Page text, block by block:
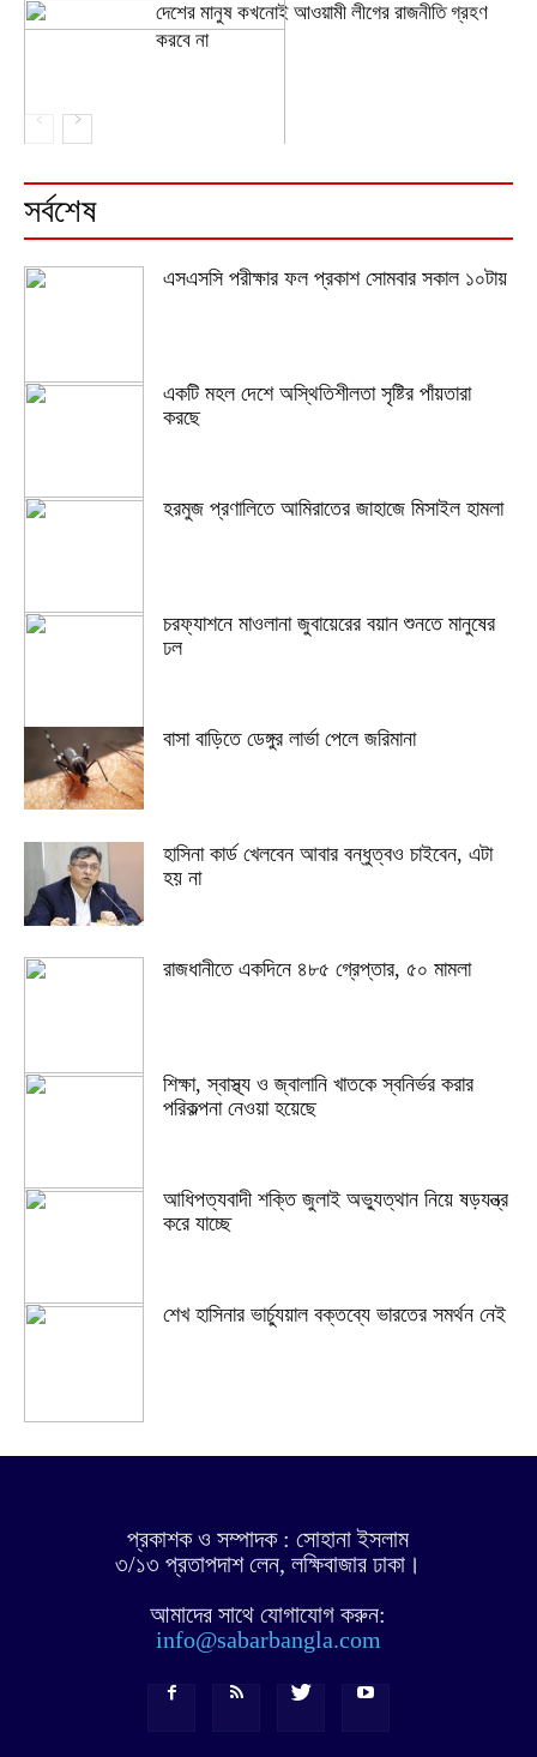
দেশের মানুষ কখনোই আওয়ামী লীগের রাজনীতি গ্রহণ
করবে না
সর্বশেষ
এসএসসি পরীক্ষার ফল প্রকাশ সোমবার সকাল ১০টায়
একটি মহল দেশে অস্থিতিশীলতা সৃষ্টির পাঁয়তারা
করছে
হরমুজ প্রণালিতে আমিরাতের জাহাজে মিসাইল হামলা
চরফ্যাশনে মাওলানা জুবায়েরের বয়ান শুনতে মানুষের
ঢল
বাসা বাড়িতে ডেঙ্গুর লার্ভা পেলে জরিমানা
হাসিনা কার্ড খেলবেন আবার বন্ধুত্বও চাইবেন, এটা
হয় না
রাজধানীতে একদিনে ৪৮৫ গ্রেপ্তার, ৫০ মামলা
শিক্ষা, স্বাস্থ্য ও জ্বালানি খাতকে স্বনির্ভর করার
পরিকল্পনা নেওয়া হয়েছে
আধিপত্যবাদী শক্তি জুলাই অভ্যুত্থান নিয়ে ষড়যন্ত্র
করে যাচ্ছে
শেখ হাসিনার ভার্চ্যুয়াল বক্তব্যে ভারতের সমর্থন নেই
প্রকাশক ও সম্পাদক : সোহানা ইসলাম
৩/১৩ প্রতাপদাশ লেন, লক্ষিবাজার ঢাকা।
আমাদের সাথে যোগাযোগ করুন:
info@sabarbangla.com